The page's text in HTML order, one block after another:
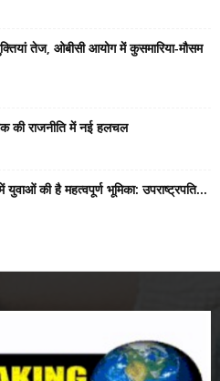
तेज, ओबीसी आयोग में कुसमारिया-मौसम
की राजनीति में नई हलचल
की है महत्वपूर्ण भूमिका: उपराष्ट्रपति...